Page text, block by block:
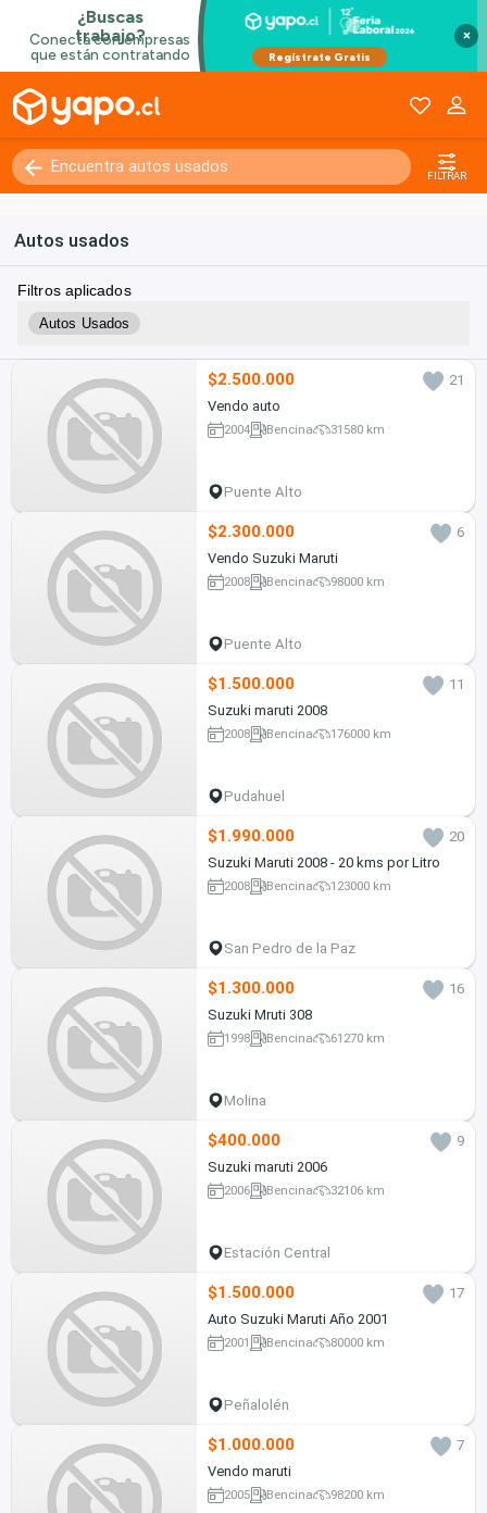
×
FILTRAR
Autos usados
Filtros aplicados
Autos Usados
$2.500.000
21
Vendo auto
2004 Bencina 31580 km
Puente Alto
$2.300.000
6
Vendo Suzuki Maruti
2008 Bencina 98000 km
Puente Alto
$1.500.000
11
Suzuki maruti 2008
2008 Bencina 176000 km
Pudahuel
$1.990.000
20
Suzuki Maruti 2008 - 20 kms por Litro
2008 Bencina 123000 km
San Pedro de la Paz
$1.300.000
16
Suzuki Mruti 308
1998 Bencina 61270 km
Molina
$400.000
9
Suzuki maruti 2006
2006 Bencina 32106 km
Estación Central
$1.500.000
17
Auto Suzuki Maruti Año 2001
2001 Bencina 80000 km
Peñalolén
$1.000.000
7
Vendo maruti
2005 Bencina 98200 km